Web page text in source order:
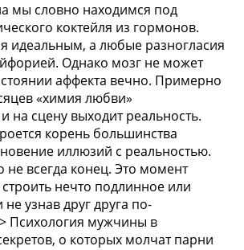
мы словно находимся под
коктейля из гормонов.
идеальным, а любые разногласия
Однако мозг не может
аффекта вечно. Примерно
«химия любви»
на сцену выходит реальность.
корень большинства
иллюзий с реальностью.
не всегда конец. Это момент
нечто подлинное или
не узнав друг друга по-
Психология мужчины в
о которых молчат парни